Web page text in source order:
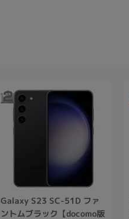
Galaxy S23 SC-51D ファ
ントムブラック【docomo版